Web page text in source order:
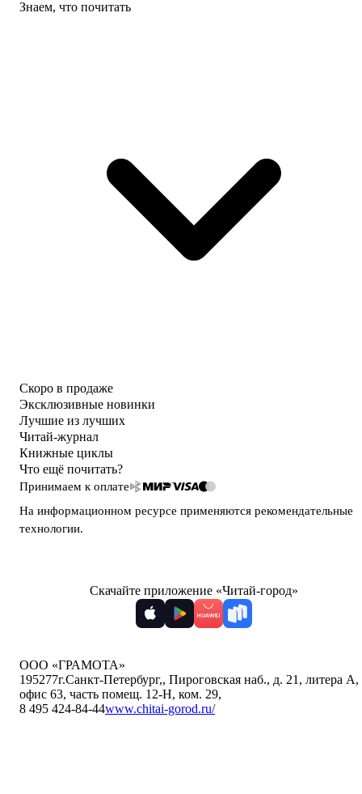
Знаем, что почитать
Скоро в продаже
Эксклюзивные новинки
Лучшие из лучших
Читай-журнал
Книжные циклы
Что ещё почитать?
Принимаем к оплате
На информационном ресурсе применяются рекомендательные
технологии.
Скачайте приложение «Читай-город»
ООО «ГРАМОТА»
195277г.Санкт-Петербург,, Пироговская наб., д. 21, литера А,
офис 63, часть помещ. 12-Н, ком. 29,
8 495 424-84-44www.chitai-gorod.ru/